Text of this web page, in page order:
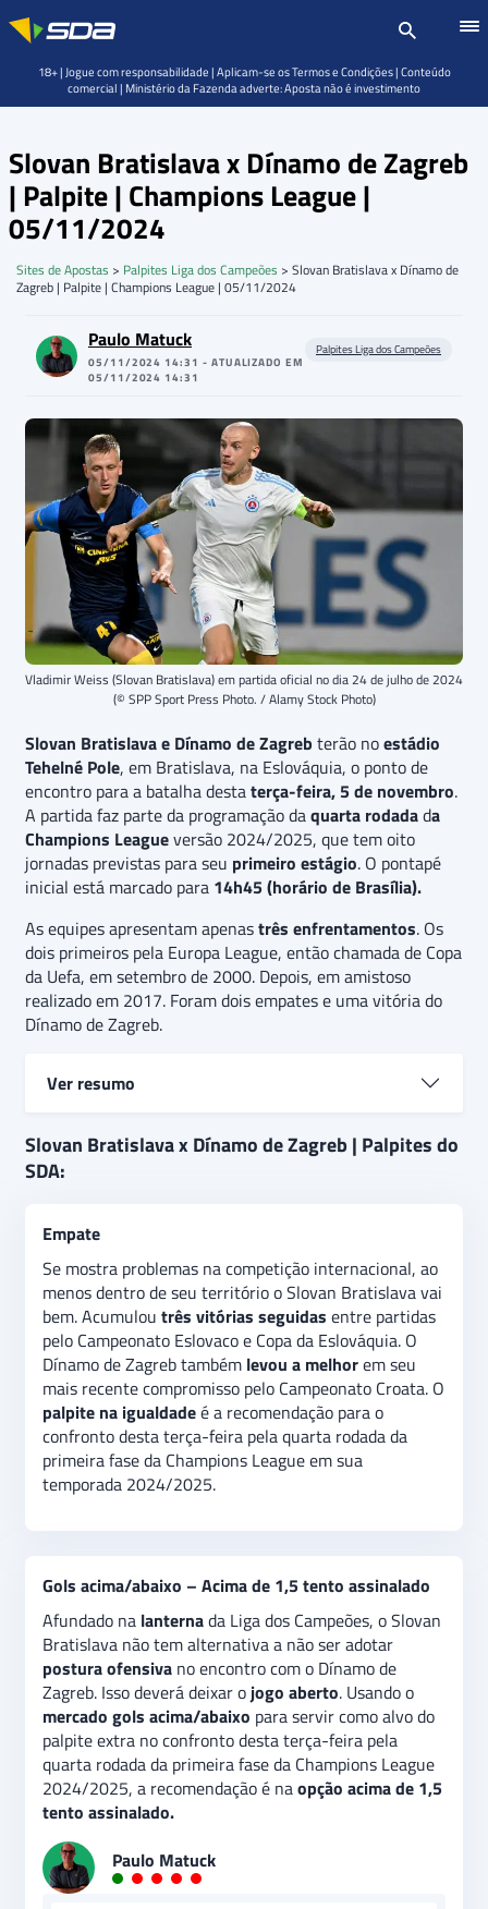
Slovan Bratislava x Dínamo de Zagreb
| Palpite | Champions League |
05/11/2024
Sites de Apostas > Palpites Liga dos Campeões > Slovan Bratislava x Dínamo de
Zagreb | Palpite | Champions League | 05/11/2024
Paulo Matuck
05/11/2024 14:31 - ATUALIZADO EM
05/11/2024 14:31
Palpites Liga dos Campeões
Vladimir Weiss (Slovan Bratislava) em partida oficial no dia 24 de julho de 2024
(© SPP Sport Press Photo. / Alamy Stock Photo)
Slovan Bratislava e Dínamo de Zagreb terão noestádio
Tehelné Pole, em Bratislava, na Eslováquia, o ponto de
encontro para a batalha destaterça-feira, 5 de novembro.
A partida faz parte da programação daquarta rodadada
Champions Leagueversão 2024/2025, que tem oito
jornadas previstas para seu primeiro estágio. O pontapé
inicial está marcado para 14h45 (horário de Brasília).
As equipes apresentam apenastrês enfrentamentos. Os
dois primeiros pela Europa League, então chamada de Copa
da Uefa, em setembro de 2000. Depois, em amistoso
realizado em 2017. Foram dois empates e uma vitória do
Dínamo de Zagreb.
Ver resumo
Derrotado em suas três primeiras partidas, o Slovan
Bratislava está na trigésima sexta –
Dínamo de Zagreb ocupa o
Está na região que permite avançar para o próximo
estágio da disputa. É naigualdade o palpite
recomendadopara o confronto desta terça-feira pela
quarta rodada da Champions League 2024/2025. No
mercado gols acima/abaixo, a indicação é naopção
acima de 1,5 tento assinalado.
Slovan Bratislava x Dínamo de Zagreb | Palpites do
SDA:
Empate
Se mostra problemas na competição internacional, ao
menos dentro de seu território o Slovan Bratislava vai
bem. Acumulou três vitórias seguidas entre partidas
pelo Campeonato Eslovaco e Copa da Eslováquia. O
Dínamo de Zagreb também levou a melhorem seu
mais recente compromisso pelo Campeonato Croata. O
palpite na igualdadeé a recomendação para o
confronto desta terça-feira pela quarta rodada da
primeira fase da Champions League em sua
temporada 2024/2025.
Gols acima/abaixo – Acima de 1,5 tento assinalado
Afundado na lanternada Liga dos Campeões, o Slovan
Bratislava não tem alternativa a não ser adotar
postura ofensiva no encontro com o Dínamo de
Zagreb. Isso deverá deixar o jogo aberto. Usando o
mercado gols acima/abaixo para servir como alvo do
palpite extra no confronto desta terça-feira pela
quarta rodada da primeira fase da Champions League
2024/2025, a recomendação é naopção acima de 1,5
tento assinalado.
Paulo Matuck
18+ | Jogue com responsabilidade | Aplicam-se os Termos e Condições | Conteúdo
comercial | Ministério da Fazenda adverte: Aposta não é investimento